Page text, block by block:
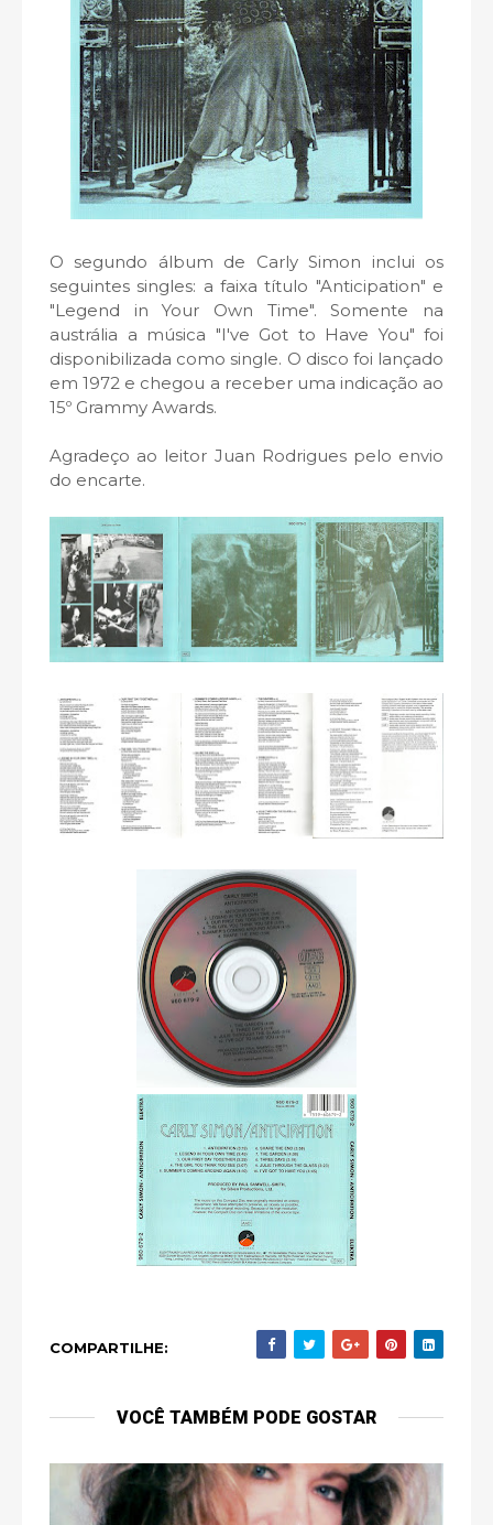
O segundo álbum de Carly Simon inclui os
seguintes singles: a faixa título "Anticipation" e
"Legend in Your Own Time". Somente na
austrália a música "I've Got to Have You" foi
disponibilizada como single. O disco foi lançado
em 1972 e chegou a receber uma indicação ao
15º Grammy Awards.
Agradeço ao leitor Juan Rodrigues pelo envio
do encarte.
COMPARTILHE:
VOCÊ TAMBÉM PODE GOSTAR